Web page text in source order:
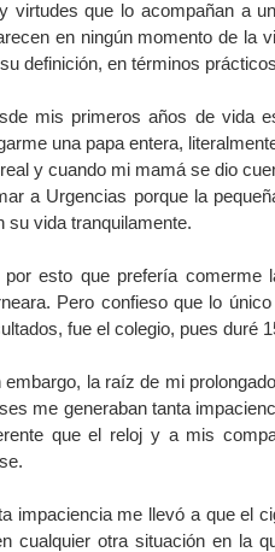
virtudes que lo acompañan a
en ningún momento de la
definición, en términos
mis primeros años de vida
una papa entera,
y cuando mi mamá se dio
a Urgencias porque la
su vida tranquilamente.
por esto que prefería
Pero confieso que lo
fue el colegio, pues duré
embargo, la raíz de mi
me generaban tanta
que el reloj y a mis
impaciencia me llevó a que el
cualquier otra situación en la